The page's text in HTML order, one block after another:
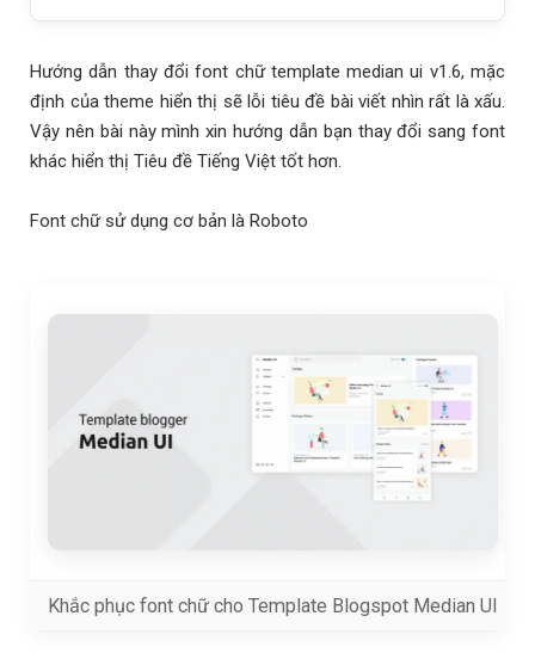
Hướng dẫn thay đổi font chữ template median ui v1.6, mặc
định của theme hiển thị sẽ lỗi tiêu đề bài viết nhìn rất là xấu.
Vậy nên bài này mình xin hướng dẫn bạn thay đổi sang font
khác hiển thị Tiêu đề Tiếng Việt tốt hơn.
Font chữ sử dụng cơ bản là Roboto
Khắc phục font chữ cho Template Blogspot Median UI